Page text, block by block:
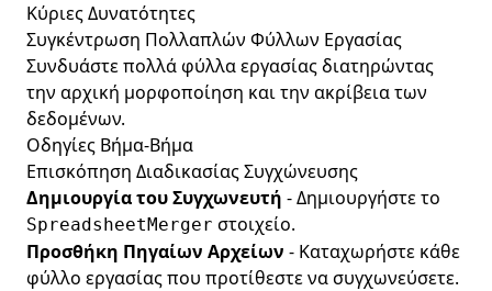
Κύριες Δυνατότητες
Συγκέντρωση Πολλαπλών Φύλλων Εργασίας
Συνδυάστε πολλά φύλλα εργασίας διατηρώντας
την αρχική μορφοποίηση και την ακρίβεια των
δεδομένων.
Οδηγίες Βήμα-Βήμα
Επισκόπηση Διαδικασίας Συγχώνευσης
Δημιουργία του Συγχωνευτή - Δημιουργήστε το
SpreadsheetMerger στοιχείο.
Προσθήκη Πηγαίων Αρχείων - Καταχωρήστε κάθε
φύλλο εργασίας που προτίθεστε να συγχωνεύσετε.